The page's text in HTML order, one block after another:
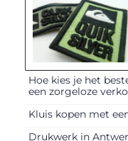
Hoe kies je het
een zorgeloze
Kluis kopen met
Drukwerk in